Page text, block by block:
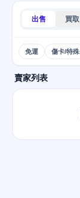
出售 買取
免運 傷卡/特殊
賣家列表